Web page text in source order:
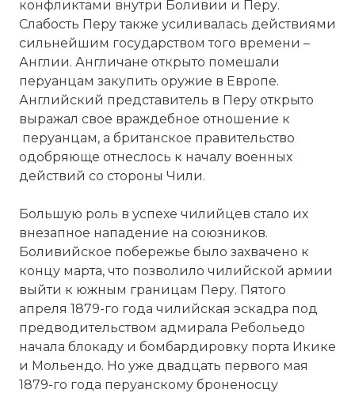
конфликтами внутри Боливии и Перу.
Слабость Перу также усиливалась действиями
сильнейшим государством того времени –
Англии. Англичане открыто помешали
перуанцам закупить оружие в Европе.
Английский представитель в Перу открыто
выражал свое враждебное отношение к
перуанцам, а британское правительство
одобряюще отнеслось к началу военных
действий со стороны Чили.
Большую роль в успехе чилийцев стало их
внезапное нападение на союзников.
Боливийское побережье было захвачено к
концу марта, что позволило чилийской армии
выйти к южным границам Перу. Пятого
апреля 1879-го года чилийская эскадра под
предводительством адмирала Ребольедо
начала блокаду и бомбардировку порта Икике
и Мольендо. Но уже двадцать первого мая
1879-го года перуанскому броненосцу